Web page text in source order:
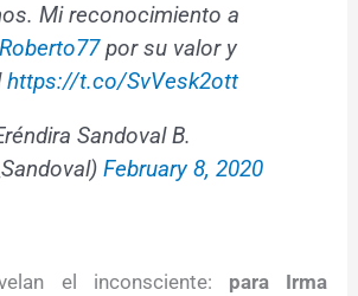
Mi reconocimiento a
por su valor y
https://t.co/SvVesk2ott
Sandoval B.
February 8, 2020
el inconsciente: para Irma